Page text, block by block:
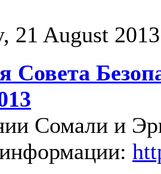
21 August 2013
Совета
Сомали и